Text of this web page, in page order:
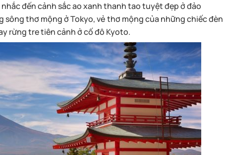
đến cảnh sắc ao xanh thanh tao tuyệt đẹp ở đảo
sông thơ mộng ở Tokyo, vẻ thơ mộng của những chiếc đèn
rừng tre tiên cảnh ở cố đô Kyoto.